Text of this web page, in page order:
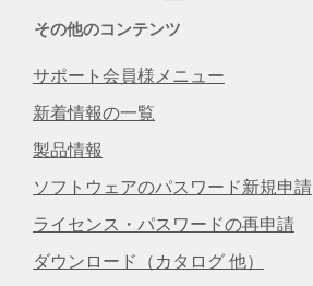
その他のコンテンツ
サポート会員様メニュー
新着情報の一覧
製品情報
ソフトウェアのパスワード新規申請
ライセンス・パスワードの再申請
ダウンロード（カタログ 他）